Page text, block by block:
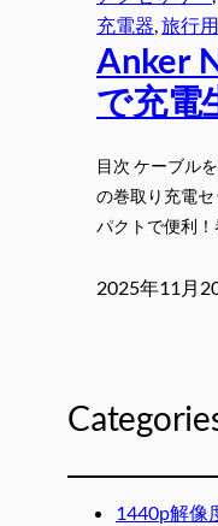
充電器 旅行
Anker
で充電
目次 ケーブル
の巻取り充電
パクトで便利
2025年11月
1440p解像